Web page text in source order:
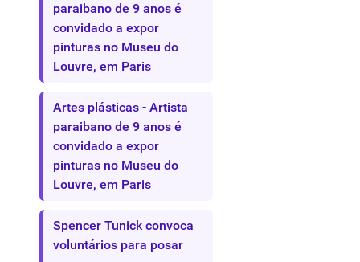
paraibano de 9 anos é
convidado a expor
pinturas no Museu do
Louvre, em Paris
Artes plásticas - Artista
paraibano de 9 anos é
convidado a expor
pinturas no Museu do
Louvre, em Paris
Spencer Tunick convoca
voluntários para posar